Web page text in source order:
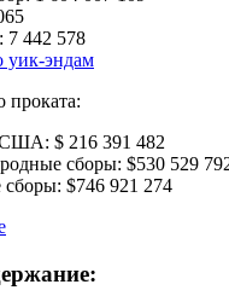
7 442 578
уик-эндам
проката:
США: $ 216 391 482
сборы: $530 529
$746 921 274